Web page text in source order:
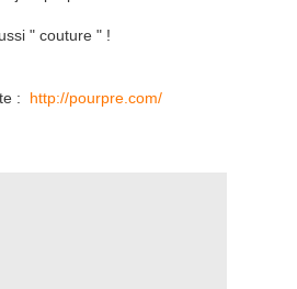
" couture " !
: http://pourpre.com/